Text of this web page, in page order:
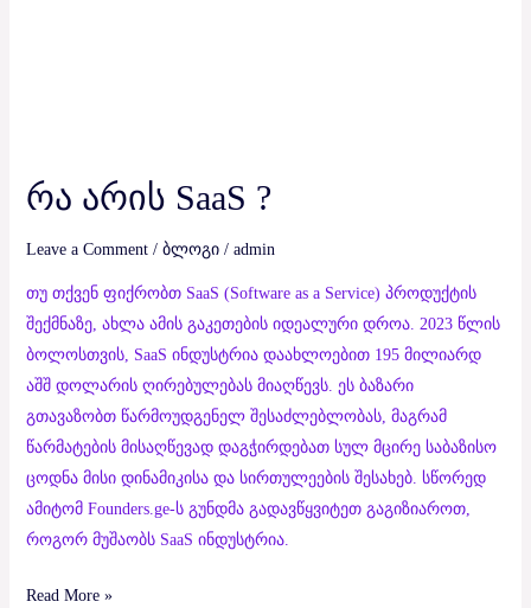
რა არის SaaS ?
Leave a Comment / ბლოგი/ admin
თუ თქვენ ფიქრობთ SaaS (Software as a Service) პროდუქტის
შექმნაზე, ახლა ამის გაკეთების იდეალური დროა. 2023 წლის
ბოლოსთვის, SaaS ინდუსტრია დაახლოებით 195 მილიარდ
აშშ დოლარის ღირებულებას მიაღწევს. ეს ბაზარი
გთავაზობთ წარმოუდგენელ შესაძლებლობას, მაგრამ
წარმატების მისაღწევად დაგჭირდებათ სულ მცირე საბაზისო
ცოდნა მისი დინამიკისა და სირთულეების შესახებ. სწორედ
ამიტომ Founders.ge-ს გუნდმა გადავწყვიტეთ გაგიზიაროთ,
როგორ მუშაობს SaaS ინდუსტრია.
Read More »